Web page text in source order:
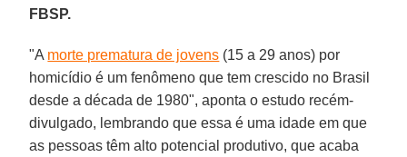
FBSP.
"A morte prematura de jovens (15 a 29 anos) por
homicídio é um fenômeno que tem crescido no Brasil
desde a década de 1980", aponta o estudo recém-
divulgado, lembrando que essa é uma idade em que
as pessoas têm alto potencial produtivo, que acaba